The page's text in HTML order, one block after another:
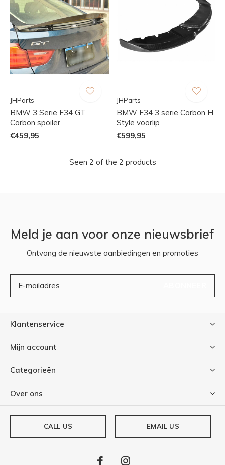
JHParts
BMW 3 Serie F34 GT
Carbon spoiler
€459,95
JHParts
BMW F34 3 serie Carbon H
Style voorlip
€599,95
Seen 2 of the 2 products
Meld je aan voor onze nieuwsbrief
Ontvang de nieuwste aanbiedingen en promoties
Klantenservice
Mijn account
Categorieën
Over ons
CALL US EMAIL US